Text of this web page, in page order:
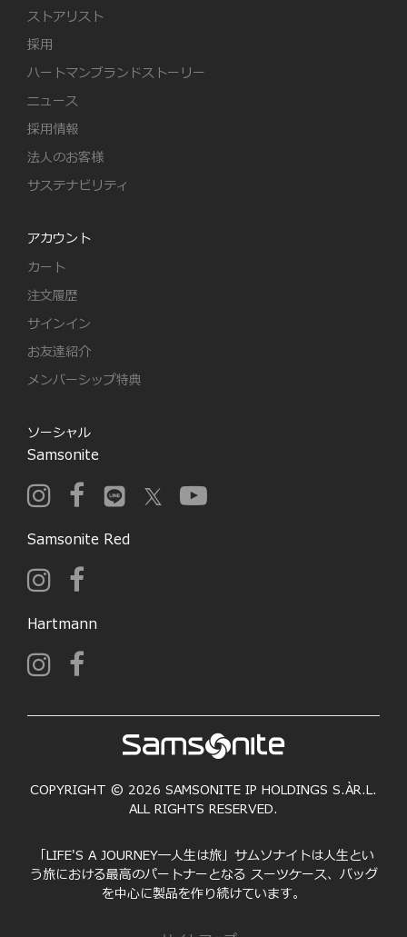
ストアリスト
採用
ハートマンブランドストーリー
ニュース
採用情報
法人のお客様
サステナビリティ
アカウント
カート
注文履歴
サインイン
お友達紹介
メンバーシップ特典
ソーシャル
Samsonite
Samsonite Red
Hartmann
COPYRIGHT © 2026 SAMSONITE IP HOLDINGS S.ÀR.L.
ALL RIGHTS RESERVED.
「LIFE'S A JOURNEY―人生は旅」サムソナイトは人生とい
う旅における最高のパートナーとなる スーツケース、バッグ
を中心に製品を作り続けています。